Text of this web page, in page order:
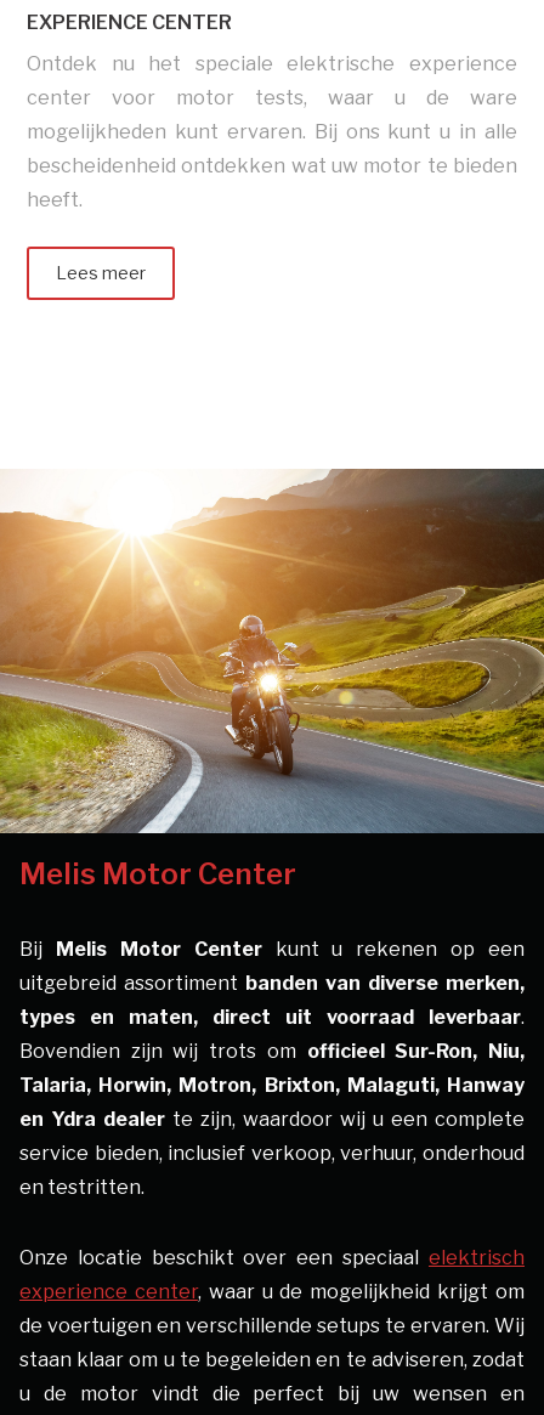
EXPERIENCE CENTER
Ontdek nu het speciale elektrische experience
center voor motor tests, waar u de ware
mogelijkheden kunt ervaren. Bij ons kunt u in alle
bescheidenheid ontdekken wat uw motor te bieden
heeft.
Lees meer
Melis Motor Center
Bij Melis Motor Centerkunt u rekenen op een
uitgebreid assortiment banden van diverse merken,
types en maten, direct uit voorraad leverbaar.
Bovendien zijn wij trots om officieel Sur-Ron, Niu,
Talaria, Horwin, Motron, Brixton, Malaguti, Hanway
en Ydra dealer te zijn, waardoor wij u een complete
service bieden, inclusief verkoop, verhuur, onderhoud
en testritten.
Onze locatie beschikt over een speciaal elektrisch
experience center, waar u de mogelijkheid krijgt om
de voertuigen en verschillende setups te ervaren. Wij
staan klaar om u te begeleiden en te adviseren, zodat
u de motor vindt die perfect bij uw wensen en